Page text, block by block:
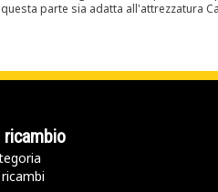
parte sia adatta all'attrezzatura
ricambio